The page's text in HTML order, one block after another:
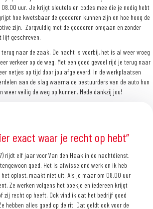
08.00 uur. Je krijgt sleutels en codes mee die je nodig hebt
hoe kwetsbaar de goederen kunnen zijn en hoe hoog de
zijn. Zorgvuldig met de goederen omgaan en zonder
lijf geschreven.
naar de zaak. De nacht is voorbij, het is al weer vroeg
verkeer op de weg. Met een goed gevoel rijd je terug naar
netjes op tijd door jou afgeleverd. In de werkplaatsen
aan de slag waarna de bestuurders van de auto hun
weer veilig de weg op kunnen. Mede dankzij jou!
loopt vijftien jaar mee bij Van den Haak. Nu is hij
in de dagdistributie. “Ik vind het werk heel
Haak is een bedrijf waar je van op aan kunt. Er is
ze waarderen het dat je meedenkt. Ik vind het een
je je ding goed doet, is er niks aan de hand. Ook
lekker. Als er afspraken te maken zijn, houden ze
exact waar je recht op hebt”
rijdt elf jaar voor Van den Haak in de nachtdienst.
goed. Het is afwisselend werk en ik heb
het oplost, maakt niet uit. Als je maar om 08.00 uur
Ze werken volgens het boekje en iedereen krijgt
zij recht op heeft. Ook vind ik dat het bedrijf goed
hebben alles goed op de rit. Dat geldt ook voor de
(57) werkt al zevenendertig jaar voor Van den Haak.
in de dag distributie. “Ik ben gelijk na mijn
begonnen. Elke dag is nog steeds een uitdaging.
We zijn een solide en gezond bedrijf, en
de laatste jaren. Ik heb ook een taak als mentor-
nieuwe mensen aangenomen worden, maak ik ze
(22) rijdt op de bus in de dagdistributie. Ook is ze in
rijbewijs voor de bakwagen te halen. “Voor mij was
om op de vrachtwagen te rijden. Mijn hele
transport en mijn vriend ook. Ergens had ik eerst
als loodsmedewerker in de avonddienst van 17.00
kom uit de horeca. Die ligt door corona plat. Een
naar deze baan. Ik ben in de loods begonnen.
heb ik veel kansen gekregen. Nu doe ik de
loopt vijftien jaar mee bij Van den Haak. Nu is hij
in de dagdistributie. “Ik vind het werk heel
Haak is een bedrijf waar je van op aan kunt. Er is
ze waarderen het dat je meedenkt. Ik vind het een
je je ding goed doet, is er niks aan de hand. Ook
lekker. Als er afspraken te maken zijn, houden ze
rijdt elf jaar voor Van den Haak in de nachtdienst.
goed. Het is afwisselend werk en ik heb
het oplost, maakt niet uit. Als je maar om 08.00 uur
Ze werken volgens het boekje en iedereen krijgt
zij recht op heeft. Ook vind ik dat het bedrijf goed
hebben alles goed op de rit. Dat geldt ook voor de